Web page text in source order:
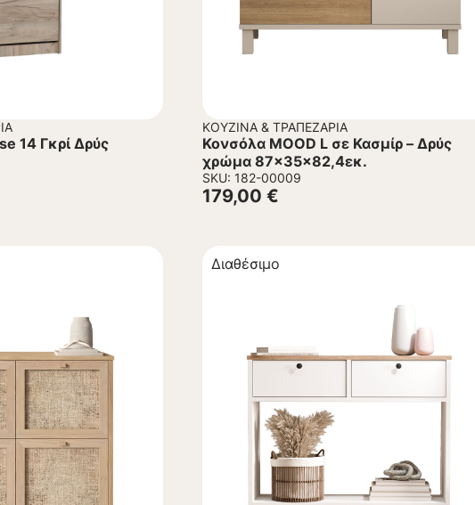
14 Γκρί Δρύς
ΚΟΥΖΊΝΑ & ΤΡΑΠΕΖΑΡΊΑ
Κονσόλα MOOD L σε Κασμίρ – Δρύς
χρώμα 87x35x82,4εκ.
SKU: 182-00009
179,00 €
Διαθέσιμο